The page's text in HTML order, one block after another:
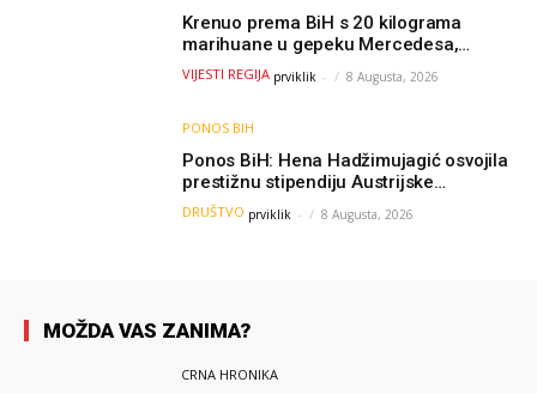
Krenuo prema BiH s 20 kilograma
marihuane u gepeku Mercedesa,
policija ga uhapsila na granici
VIJESTI REGIJA prviklik - 8 Augusta, 2026
PONOS BIH
Ponos BiH: Hena Hadžimujagić osvojila
prestižnu stipendiju Austrijske
akademije nauka, njeno istraživanje
moglo bi pomoći djeci širom svijeta
DRUŠTVO prviklik - 8 Augusta, 2026
MOŽDA VAS ZANIMA?
CRNA HRONIKA